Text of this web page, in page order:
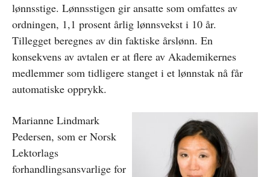
lønnsstige. Lønnsstigen gir ansatte som omfattes av
ordningen, 1,1 prosent årlig lønnsvekst i 10 år.
Tillegget beregnes av din faktiske årslønn. En
konsekvens av avtalen er at flere av Akademikernes
medlemmer som tidligere stanget i et lønnstak nå får
automatiske opprykk.
Marianne Lindmark
Pedersen, som er Norsk
Lektorlags
forhandlingsansvarlige for